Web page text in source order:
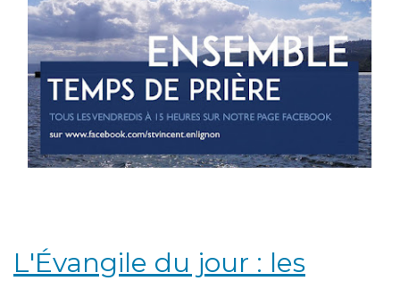
L'Évangile du jour : les